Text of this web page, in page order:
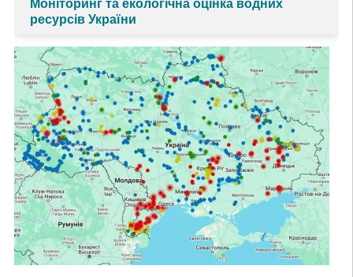
Моніторинг та екологічна оцінка водних
ресурсів України